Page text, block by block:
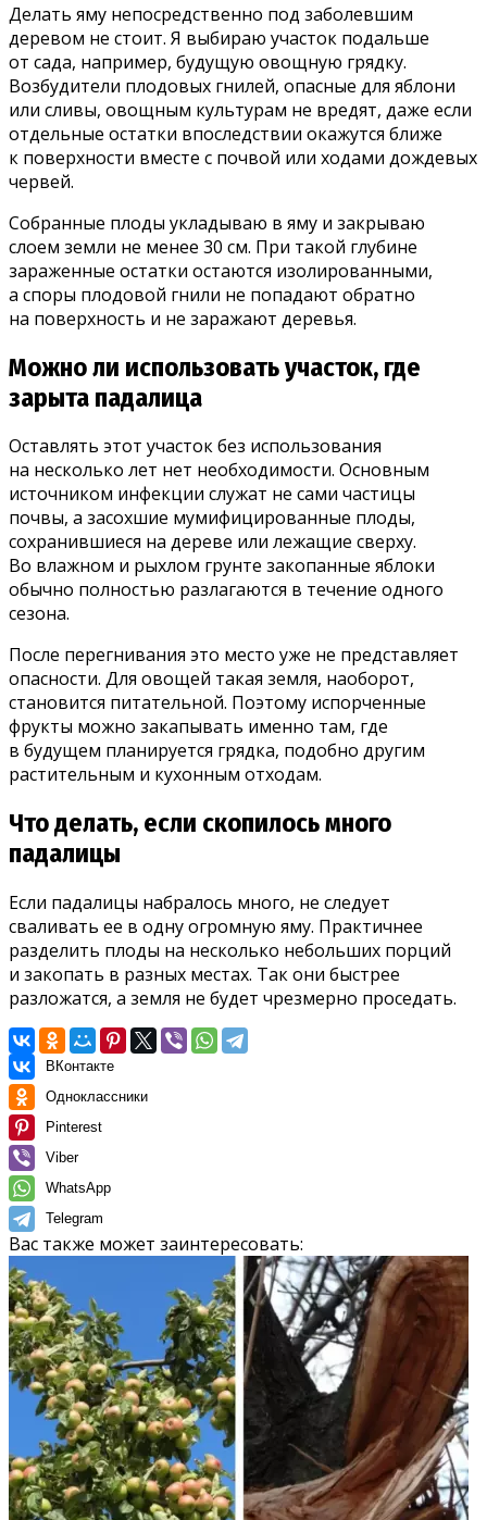
Делать яму непосредственно под заболевшим
деревом не стоит. Я выбираю участок подальше
от сада, например, будущую овощную грядку.
Возбудители плодовых гнилей, опасные для яблони
или сливы, овощным культурам не вредят, даже если
отдельные остатки впоследствии окажутся ближе
к поверхности вместе с почвой или ходами дождевых
червей.
Собранные плоды укладываю в яму и закрываю
слоем земли не менее 30 см. При такой глубине
зараженные остатки остаются изолированными,
а споры плодовой гнили не попадают обратно
на поверхность и не заражают деревья.
Можно ли использовать участок, где
зарыта падалица
Оставлять этот участок без использования
на несколько лет нет необходимости. Основным
источником инфекции служат не сами частицы
почвы, а засохшие мумифицированные плоды,
сохранившиеся на дереве или лежащие сверху.
Во влажном и рыхлом грунте закопанные яблоки
обычно полностью разлагаются в течение одного
сезона.
После перегнивания это место уже не представляет
опасности. Для овощей такая земля, наоборот,
становится питательной. Поэтому испорченные
фрукты можно закапывать именно там, где
в будущем планируется грядка, подобно другим
растительным и кухонным отходам.
Что делать, если скопилось много
падалицы
Если падалицы набралось много, не следует
сваливать ее в одну огромную яму. Практичнее
разделить плоды на несколько небольших порций
и закопать в разных местах. Так они быстрее
разложатся, а земля не будет чрезмерно проседать.
ВКонтакте
Одноклассники
Pinterest
Viber
WhatsApp
Telegram
Вас также может заинтересовать: